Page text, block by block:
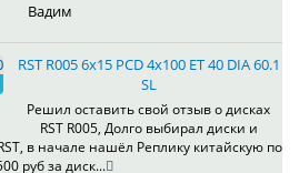
Вадим
RST R005 6x15 PCD 4x100 ET 40 DIA 60.1
SL
Решил оставить свой отзыв о дисках
RST R005, Долго выбирал диски и
в начале нашёл Реплику китайскую по
руб за диск...